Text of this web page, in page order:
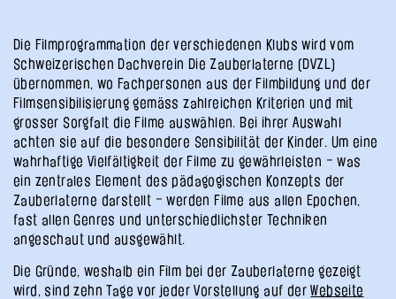
Die Filmprogrammation der verschiedenen Klubs wird vom
Schweizerischen Dachverein Die Zauberlaterne (DVZL)
übernommen, wo Fachpersonen aus der Filmbildung und der
Filmsensibilisierung gemäss zahlreichen Kriterien und mit
grosser Sorgfalt die Filme auswählen. Bei ihrer Auswahl
achten sie auf die besondere Sensibilität der Kinder. Um eine
wahrhaftige Vielfältigkeit der Filme zu gewährleisten – was
ein zentrales Element des pädagogischen Konzepts der
Zauberlaterne darstellt – werden Filme aus allen Epochen,
fast allen Genres und unterschiedlichster Techniken
angeschaut und ausgewählt.
Die Gründe, weshalb ein Film bei der Zauberlaterne gezeigt
wird, sind zehn Tage vor jeder Vorstellung auf derWebseite